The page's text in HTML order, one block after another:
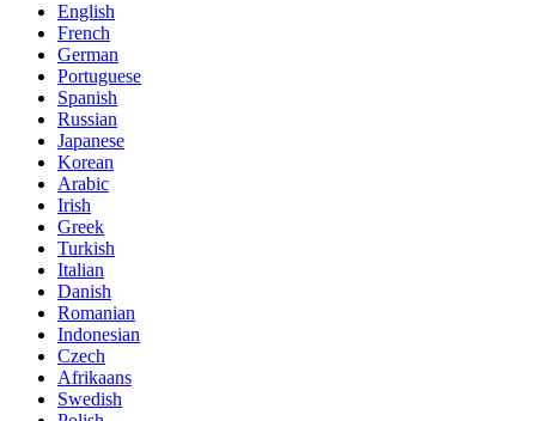
English
French
German
Portuguese
Spanish
Russian
Japanese
Korean
Arabic
Irish
Greek
Turkish
Italian
Danish
Romanian
Indonesian
Czech
Afrikaans
Swedish